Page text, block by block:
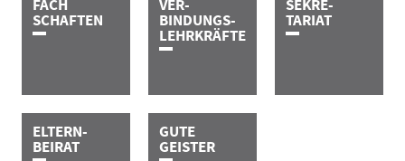
FACH
SCHAFTEN
VE­R­­­­­­­
BINDUNGS­­­­­­­­­
LEHRKRÄFTE
SEKRE­­­­­
TARIAT
ELTERN­­­­­
BEIRAT
GUTE
GEISTER